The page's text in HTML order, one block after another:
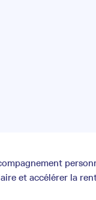
et accélérer la